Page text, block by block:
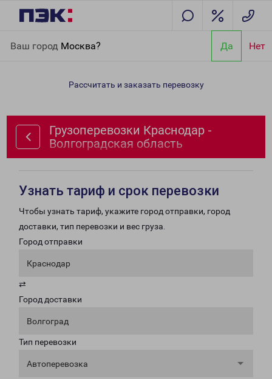
Ваш город Москва? Да Нет
Волгоградская область
Рассчитать и заказать перевозку
Грузоперевозки Краснодар -
Волгоградская область
Узнать тариф и срок перевозки
Чтобы узнать тариф, укажите город отправки, город
доставки, тип перевозки и вес груза.
Город отправки
Краснодар
⇄
Город доставки
Волгоград
Тип перевозки
Автоперевозка